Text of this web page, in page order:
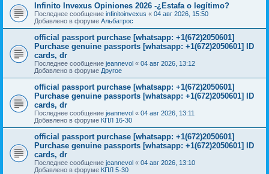
Infinito Invexus Opiniones 2026 -¿Estafa o legítimo?
Последнее сообщение infinitoinvexus « 04 авг 2026, 15:50
Добавлено в форуме Альбатрос
official passport purchase [whatsapp: +1(672)2050601]
Purchase genuine passports [whatsapp: +1(672)2050601] ID
cards, dr
Последнее сообщение jeannevol « 04 авг 2026, 13:12
Добавлено в форуме Другое
official passport purchase [whatsapp: +1(672)2050601]
Purchase genuine passports [whatsapp: +1(672)2050601] ID
cards, dr
Последнее сообщение jeannevol « 04 авг 2026, 13:11
Добавлено в форуме КПЛ 16-30
official passport purchase [whatsapp: +1(672)2050601]
Purchase genuine passports [whatsapp: +1(672)2050601] ID
cards, dr
Последнее сообщение jeannevol « 04 авг 2026, 13:10
Добавлено в форуме КПЛ 5-30